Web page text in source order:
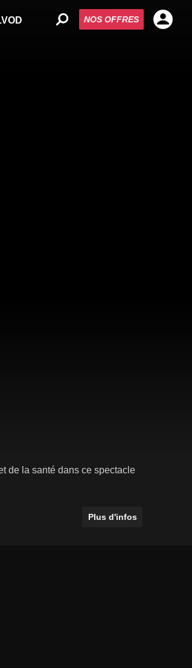
NOS OFFRES
de la santé dans ce spectacle
Plus d'infos